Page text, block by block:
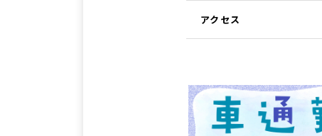
アクセス